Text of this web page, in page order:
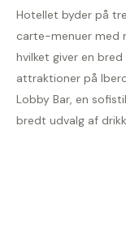
Hotellet byder på
carte-menuer med
hvilket giver en
attraktioner på
Lobby Bar, en
bredt udvalg af